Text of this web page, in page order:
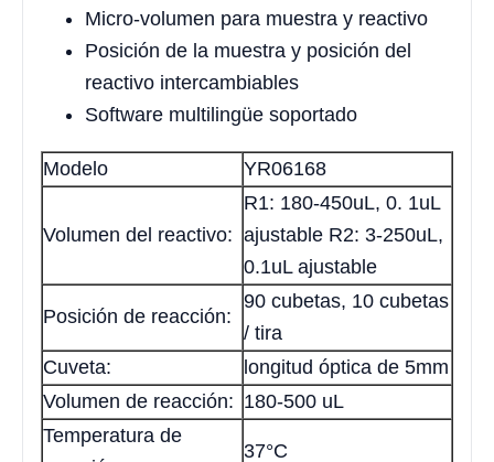
Micro-volumen para muestra y reactivo
Posición de la muestra y posición del
reactivo intercambiables
Software multilingüe soportado
Modelo YR06168
Volumen del reactivo:
R1: 180-450uL, 0. 1uL
ajustable R2: 3-250uL,
0.1uL ajustable
Posición de reacción:
90 cubetas, 10 cubetas
/ tira
Cuveta:
longitud óptica de 5mm
Volumen de reacción: 180-500 uL
Temperatura de
37°C